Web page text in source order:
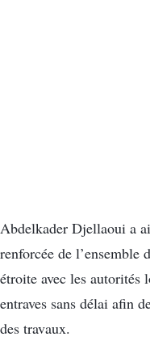
Abdelkader Djellaoui a
renforcée de l’ensemble
étroite avec les autorités
entraves sans délai afin
des travaux.